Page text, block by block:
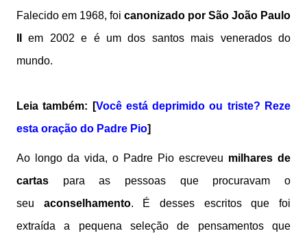
Falecido em 1968, foi canonizado por São João Paulo
em 2002 e é um dos santos mais venerados do
mundo.
Leia também: [Você está deprimido ou triste? Reze
esta oração do Padre Pio]
Ao longo da vida, o Padre Pio escreveu milhares de
cartas para as pessoas que procuravam o
seu aconselhamento. É desses escritos que foi
extraída a pequena seleção de pensamentos que